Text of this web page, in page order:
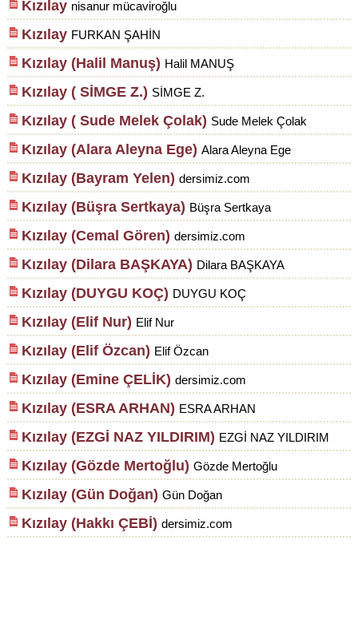
Kızılay nisanur mücaviroğlu
Kızılay FURKAN ŞAHİN
Kızılay (Halil Manuş) Halil MANUŞ
Kızılay ( SİMGE Z.) SİMGE Z.
Kızılay ( Sude Melek Çolak) Sude Melek Çolak
Kızılay (Alara Aleyna Ege) Alara Aleyna Ege
Kızılay (Bayram Yelen) dersimiz.com
Kızılay (Büşra Sertkaya) Büşra Sertkaya
Kızılay (Cemal Gören) dersimiz.com
Kızılay (Dilara BAŞKAYA) Dilara BAŞKAYA
Kızılay (DUYGU KOÇ) DUYGU KOÇ
Kızılay (Elif Nur) Elif Nur
Kızılay (Elif Özcan) Elif Özcan
Kızılay (Emine ÇELİK) dersimiz.com
Kızılay (ESRA ARHAN) ESRA ARHAN
Kızılay (EZGİ NAZ YILDIRIM) EZGİ NAZ YILDIRIM
Kızılay (Gözde Mertoğlu) Gözde Mertoğlu
Kızılay (Gün Doğan) Gün Doğan
Kızılay (Hakkı ÇEBİ) dersimiz.com